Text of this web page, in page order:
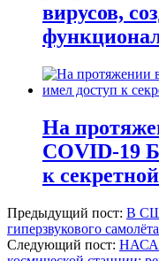
вирусов,
На
COVID-19
к
Предыдущий пост: В
гиперзвукового
Следующий пост: НАСА